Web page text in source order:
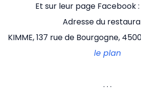
Et sur leur page Facebook :
Adresse du
KIMME, 137 rue de Bourgogne,
le plan
. . .